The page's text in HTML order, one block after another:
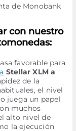
de Monobank
con nuestro
favorable para
Stellar XLM a
de la
el nivel
juega un papel
muchos
alto nivel de
la ejecución